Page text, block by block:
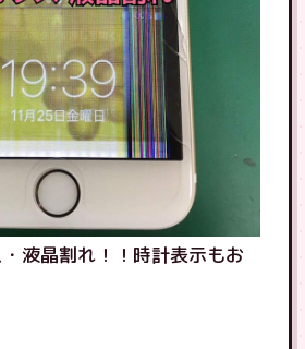
液晶割れ！！時計表示もお